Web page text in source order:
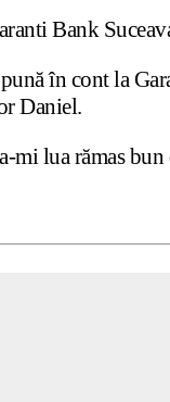
Bank
în cont la
Daniel.
mi lua rămas